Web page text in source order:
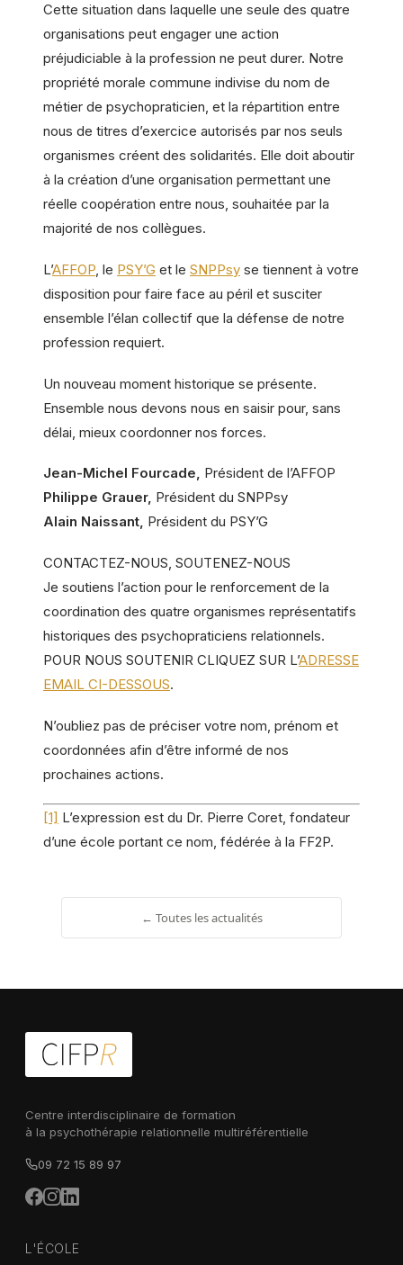
Cette situation dans laquelle une seule des quatre
organisations peut engager une action
préjudiciable à la profession ne peut durer. Notre
propriété morale commune indivise du nom de
métier de psychopraticien, et la répartition entre
nous de titres d’exercice autorisés par nos seuls
organismes créent des solidarités. Elle doit aboutir
à la création d’une organisation permettant une
réelle coopération entre nous, souhaitée par la
majorité de nos collègues.
L’AFFOP, le PSY’G et le SNPPsy se tiennent à votre
disposition pour faire face au péril et susciter
ensemble l’élan collectif que la défense de notre
profession requiert.
Un nouveau moment historique se présente.
Ensemble nous devons nous en saisir pour, sans
délai, mieux coordonner nos forces.
Jean-Michel Fourcade, Président de l’AFFOP
Philippe Grauer, Président du SNPPsy
Alain Naissant, Président du PSY’G
CONTACTEZ-NOUS, SOUTENEZ-NOUS
Je soutiens l’action pour le renforcement de la
coordination des quatre organismes représentatifs
historiques des psychopraticiens relationnels.
POUR NOUS SOUTENIR CLIQUEZ SUR L’ADRESSE
EMAIL CI-DESSOUS.
N’oubliez pas de préciser votre nom, prénom et
coordonnées afin d’être informé de nos
prochaines actions.
[1] L’expression est du Dr. Pierre Coret, fondateur
d’une école portant ce nom, fédérée à la FF2P.
← Toutes les actualités
Centre interdisciplinaire de formation
à la psychothérapie relationnelle multiréférentielle
09 72 15 89 97
L'ÉCOLE